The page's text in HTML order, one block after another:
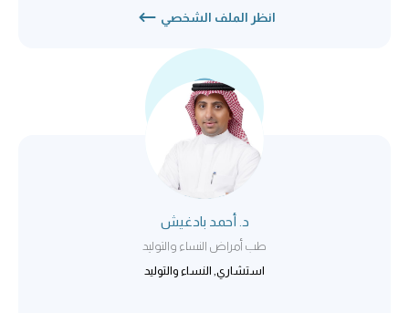
انظر الملف الشخصي
د. أحمد بادغيش
طب أمراض النساء والتوليد
استشاري, النساء والتوليد